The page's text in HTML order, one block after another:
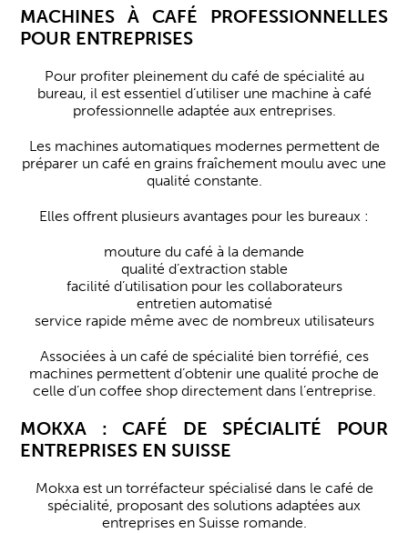
MACHINES À CAFÉ PROFESSIONNELLES
POUR ENTREPRISES
Pour profiter pleinement du café de spécialité au
bureau, il est essentiel d’utiliser une machine à café
professionnelle adaptée aux entreprises.
Les machines automatiques modernes permettent de
préparer un café en grains fraîchement moulu avec une
qualité constante.
Elles offrent plusieurs avantages pour les bureaux :
mouture du café à la demande
qualité d’extraction stable
facilité d’utilisation pour les collaborateurs
entretien automatisé
service rapide même avec de nombreux utilisateurs
Associées à un café de spécialité bien torréfié, ces
machines permettent d’obtenir une qualité proche de
celle d’un coffee shop directement dans l’entreprise.
MOKXA : CAFÉ DE SPÉCIALITÉ POUR
ENTREPRISES EN SUISSE
Mokxa est un torréfacteur spécialisé dans le café de
spécialité, proposant des solutions adaptées aux
entreprises en Suisse romande.